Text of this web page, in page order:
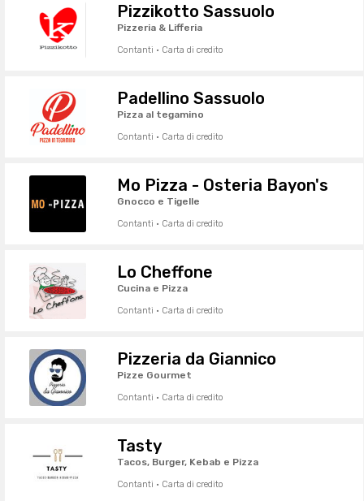
Pizzikotto Sassuolo
Pizzeria & Lifferia
Contanti · Carta di credito
Padellino Sassuolo
Pizza al tegamino
Contanti · Carta di credito
Mo Pizza - Osteria Bayon's
Gnocco e Tigelle
Contanti · Carta di credito
Lo Cheffone
Cucina e Pizza
Contanti · Carta di credito
Pizzeria da Giannico
Pizze Gourmet
Contanti · Carta di credito
Tasty
Tacos, Burger, Kebab e Pizza
Contanti · Carta di credito